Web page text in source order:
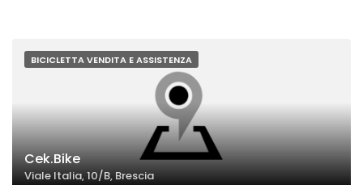
BICICLETTA VENDITA E ASSISTENZA
Cek.Bike
Viale Italia, 10/B, Brescia